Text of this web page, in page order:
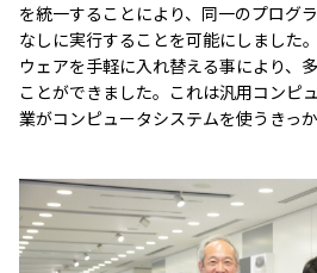
を統一することにより、同一のプログ
なしに実行することを可能にしました
ウェアを手軽に入れ替える事により、
ことができました。これは汎用コンピ
業がコンピュータシステムを使うきっ